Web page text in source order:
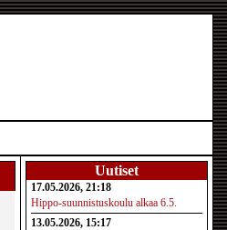
Uutiset
17.05.2026, 21:18
Hippo-suunnistuskoulu alkaa 6.5.
13.05.2026, 15:17